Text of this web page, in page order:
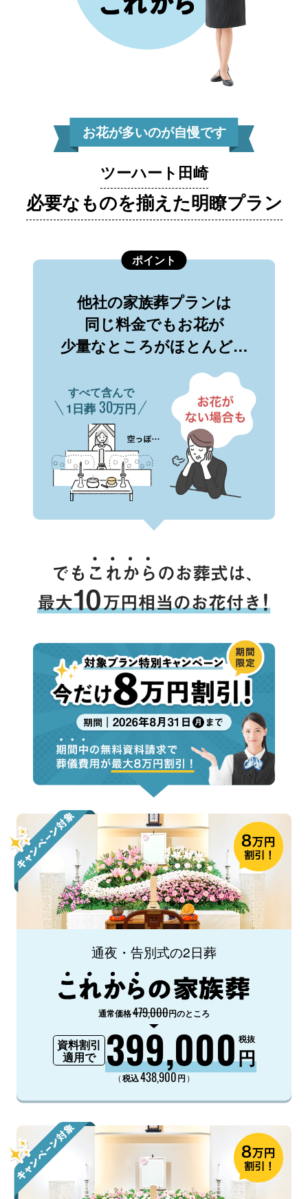
お花が多いのが自慢です
ツーハート田崎
必要なものを揃えた明瞭プラン
ポイント
他社の家族葬プランは
同じ料金でもお花が
少量なところがほとんど…
すべて含んで
1日葬 30万円
通夜・告別式の2日葬
通常価格479,000円のところ
資料割引
適用で
399,000円
税抜
（税込438,900円 ）